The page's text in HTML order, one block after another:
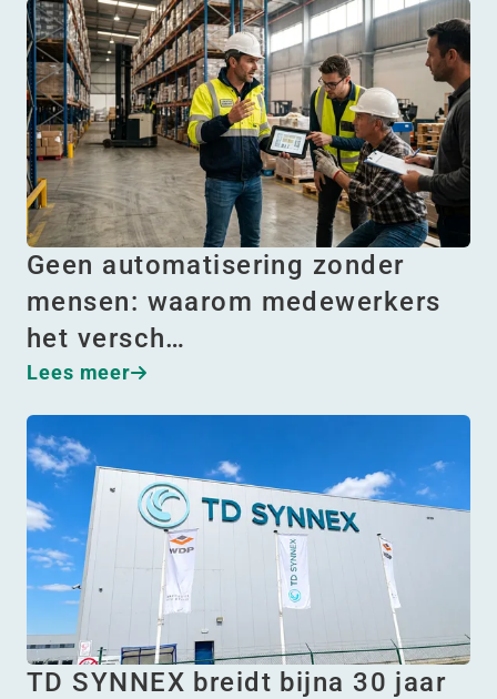
Geen automatisering zonder
mensen: waarom medewerkers
het versch…
Lees meer
TD SYNNEX breidt bijna 30 jaar